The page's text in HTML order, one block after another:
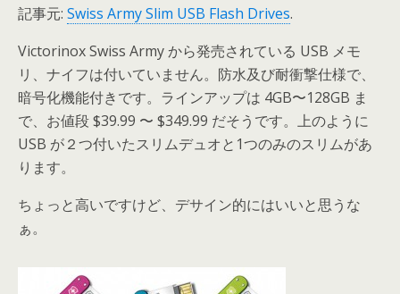
記事元: Swiss Army Slim USB Flash Drives.
Victorinox Swiss Army から発売されている USB メモ
リ、ナイフは付いていません。防水及び耐衝撃仕様で、
暗号化機能付きです。ラインアップは 4GB〜128GB ま
で、お値段 $39.99 〜 $349.99 だそうです。上のように
USB が２つ付いたスリムデュオと1つのみのスリムがあ
ります。
ちょっと高いですけど、デサイン的にはいいと思うな
ぁ。